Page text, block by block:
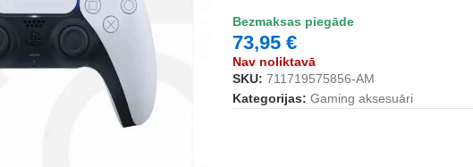
Bezmaksas piegāde
73,95 €
Nav noliktavā
SKU: 711719575856-AM
Kategorijas: Gaming aksesuāri